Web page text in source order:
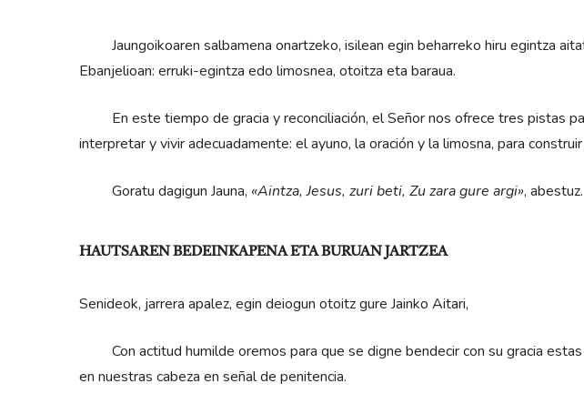
Jaungoikoaren salbamena onartzeko, isilean egin beharreko hiru egintza
Ebanjelioan: erruki-egintza edo limosnea, otoitza eta baraua.
En este tiempo de gracia y reconciliación, el Señor nos ofrece tres pistas
interpretar y vivir adecuadamente: el ayuno, la oración y la li­mosna, para
Goratu dagigun Jauna, «Aintza, Jesus, zuri beti, Zu zara gure argi», abestuz.
HAUTSAREN BEDEINKAPENA ETA BURUAN JARTZEA
Senideok, jarrera apalez, egin deiogun otoitz gure Jainko Aitari,
Con actitud humilde oremos para que se digne bendecir con su gracia estas
en nuestras cabeza en señal de penitencia.